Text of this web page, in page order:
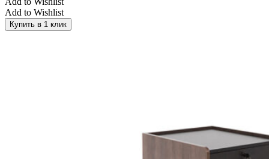
Add to Wishlist
Купить в 1 клик